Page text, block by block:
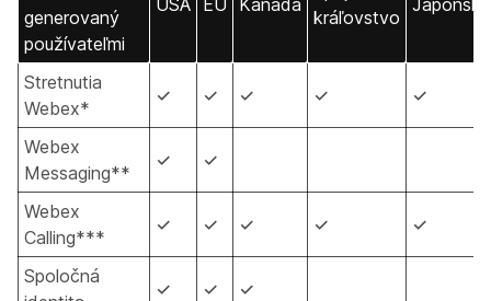
generovaný
používateľmi
USA EÚ Kanada
kráľovstvo
Japonsko
Stretnutia
Webex*
✓ ✓ ✓ ✓ ✓
Webex
Messaging**
✓ ✓
Webex
Calling***
✓ ✓ ✓ ✓ ✓
Spoločná
✓ ✓ ✓